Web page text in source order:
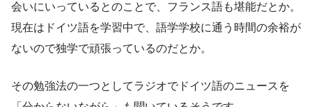
会いにいっているとのことで、フランス語も堪能だとか。
現在はドイツ語を学習中で、語学学校に通う時間の余裕が
ないので独学で頑張っているのだとか。
その勉強法の一つとしてラジオでドイツ語のニュースを